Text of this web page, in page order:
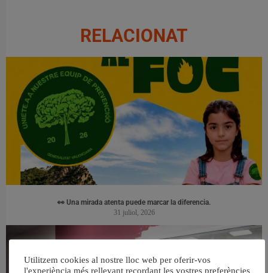
RELACIONAT
👀 Una mirada atenta puede marcar la diferencia.
31 juliol, 2026
Utilitzem cookies al nostre lloc web per oferir-vos
l'experiència més rellevant recordant les vostres preferències